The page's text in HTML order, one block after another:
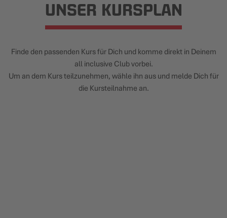
UNSER KURSPLAN
Finde den passenden Kurs für Dich und komme direkt in Deinem
all inclusive Club vorbei.
Um an dem Kurs teilzunehmen, wähle ihn aus und melde Dich für
die Kursteilnahme an.